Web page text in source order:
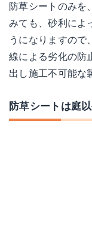
防草シートのみを
みても、砂利によ
うになりますので
線による劣化の防
出し施工不可能な
防草シートは庭